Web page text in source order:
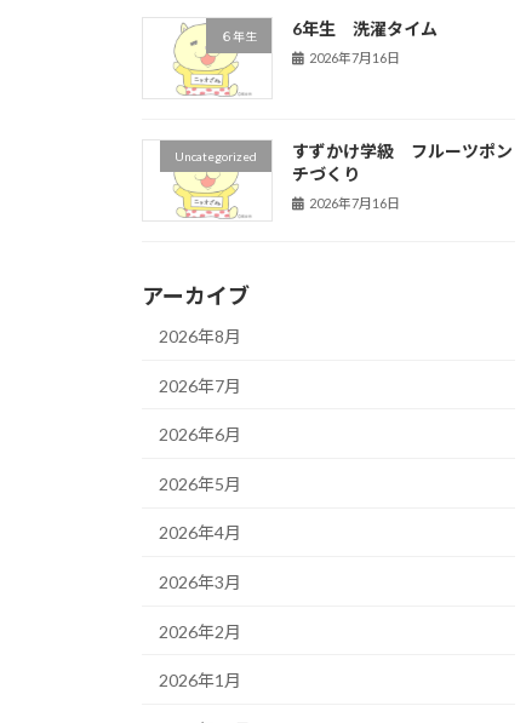
６年生 6年生 洗濯タイム
2026年7月16日
Uncategorized
すずかけ学級 フルーツポン
チづくり
2026年7月16日
アーカイブ
2026年8月
2026年7月
2026年6月
2026年5月
2026年4月
2026年3月
2026年2月
2026年1月